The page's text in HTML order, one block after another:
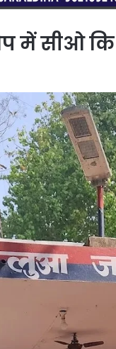
सीओ कि